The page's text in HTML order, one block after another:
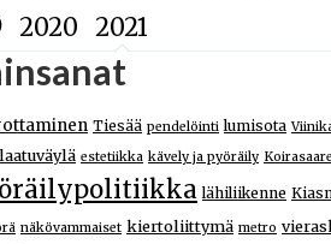
2020 2021
Tiesää pendelöinti lumisota
laatuväylä estetiikka kävely ja pyöräily
lähiliikenne
näkövammaiset kiertoliittymä metro